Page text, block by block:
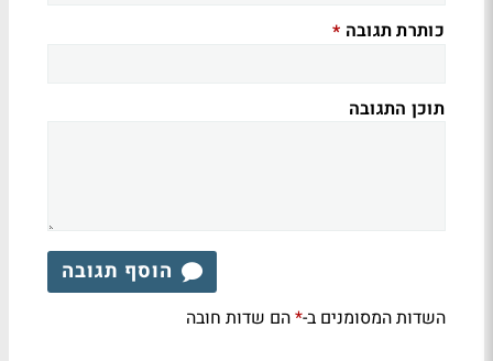
כותרת תגובה *
תוכן התגובה
הוסף תגובה
השדות המסומנים ב-*הם שדות חובה